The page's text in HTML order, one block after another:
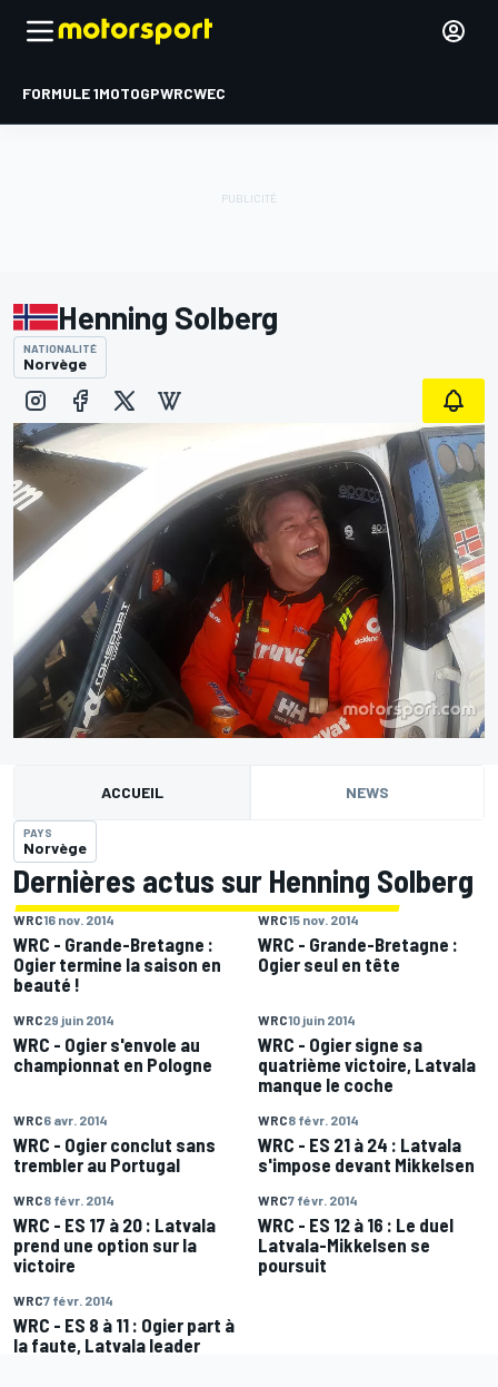
FORMULE 1MOTOGPWRCWEC
Henning Solberg
NATIONALITÉ
Norvège
ACCUEIL NEWS
PAYS
Norvège
Dernières actus sur Henning Solberg
WRC16 nov. 2014
WRC - Grande-Bretagne :
Ogier termine la saison en
beauté !
WRC15 nov. 2014
WRC - Grande-Bretagne :
Ogier seul en tête
WRC29 juin 2014
WRC - Ogier s'envole au
championnat en Pologne
WRC10 juin 2014
WRC - Ogier signe sa
quatrième victoire, Latvala
manque le coche
WRC6 avr. 2014
WRC - Ogier conclut sans
trembler au Portugal
WRC8 févr. 2014
WRC - ES 21 à 24 : Latvala
s'impose devant Mikkelsen
WRC8 févr. 2014
WRC - ES 17 à 20 : Latvala
prend une option sur la
victoire
WRC7 févr. 2014
WRC - ES 12 à 16 : Le duel
Latvala-Mikkelsen se
poursuit
WRC7 févr. 2014
WRC - ES 8 à 11 : Ogier part à
la faute, Latvala leader